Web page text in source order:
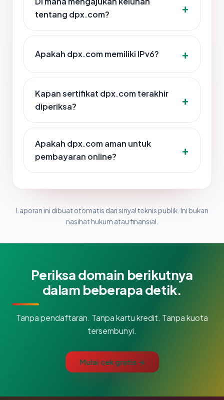
tentang dpx.com?
Apakah dpx.com memiliki IPv6?
Kapan sertifikat dpx.com terakhir
diperiksa?
Apakah dpx.com aman untuk
pembayaran online?
Laporan ini dibuat otomatis dari sinyal teknis publik. Ini bukan
nasihat hukum atau finansial.
Periksa domain berikutnya
dalam beberapa detik.
Tanpa pendaftaran. Tanpa kartu kredit. Tanpa kuota
tersembunyi.
Mulai cek gratis →